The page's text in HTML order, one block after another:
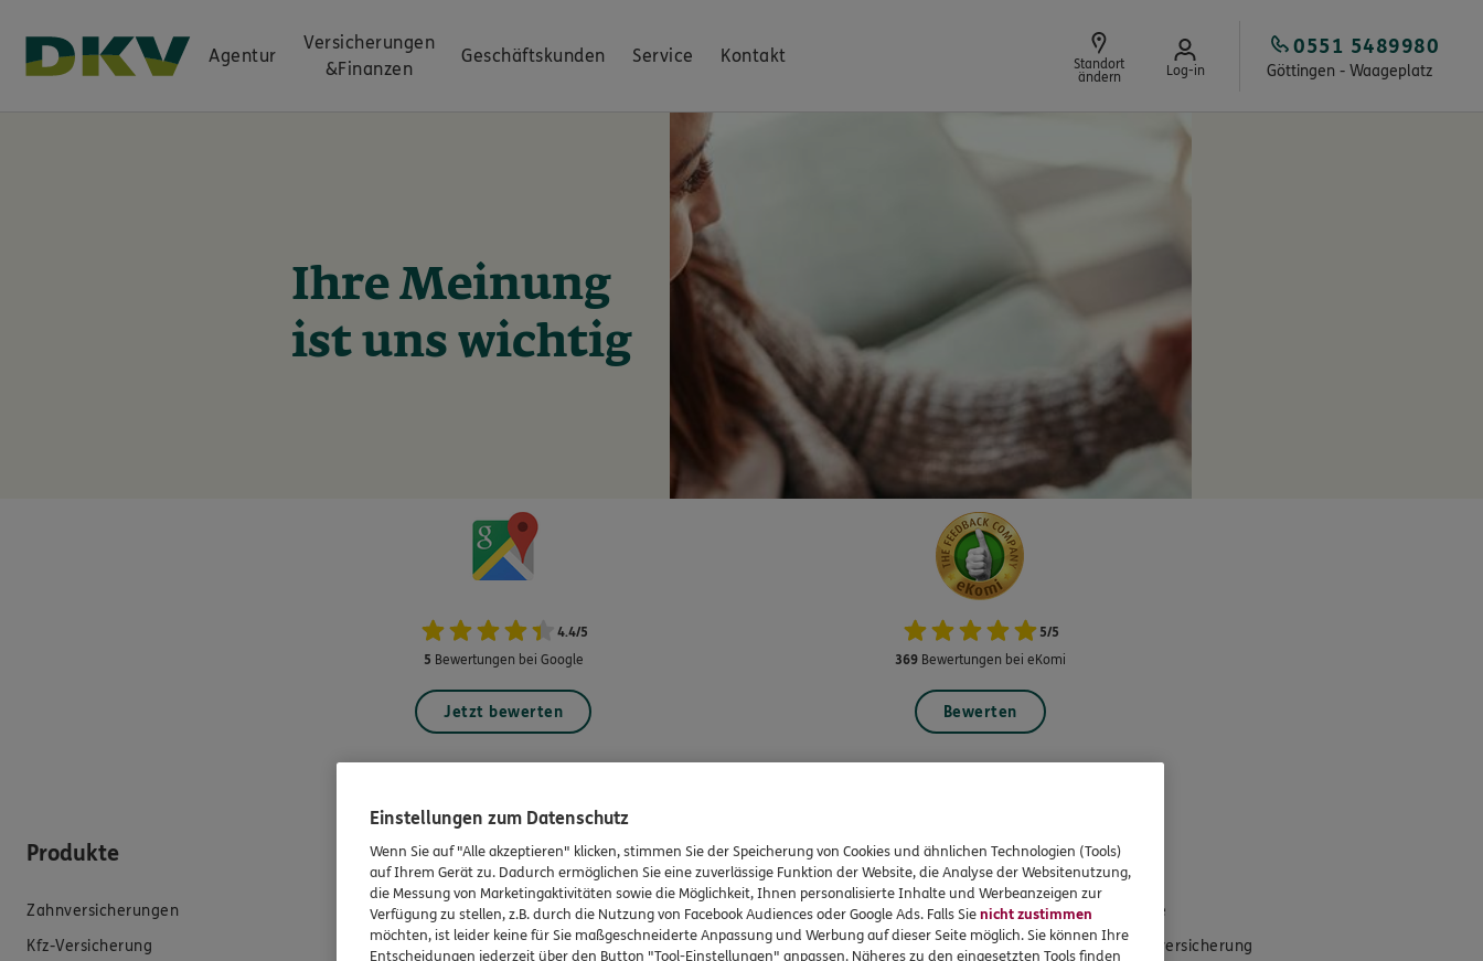
Agentur
Versicherungen
&Finanzen
Geschäftskunden Service Kontakt
Standort
ändern
Log-in Göttingen - Waageplatz
0551 5489980
Ihre Meinung
4.4/5
5 Bewertungen bei Google
Jetzt bewerten
5/5
369Bewertungen bei eKomi
Bewerten
Produkte
Zahnversicherungen
Kfz-Versicherung
Hilfe & Services
E-Mail schreiben
Schaden melden
Das könnte Sie auch interessieren
Unsere Agentur
Standorte
Kooperationspartner
Gruppenversicherung
Einstellungen zum Datenschutz
Wenn Sie auf "Alle akzeptieren" klicken, stimmen Sie der Speicherung von Cookies und ähnlichen Technologien (Tools)
auf Ihrem Gerät zu. Dadurch ermöglichen Sie eine zuverlässige Funktion der Website, die Analyse der Websitenutzung,
die Messung von Marketingaktivitäten sowie die Möglichkeit, Ihnen personalisierte Inhalte und Werbeanzeigen zur
Verfügung zu stellen, z.B. durch die Nutzung von Facebook Audiences oder Google Ads. Falls Sienicht zustimmen
möchten, ist leider keine für Sie maßgeschneiderte Anpassung und Werbung auf dieser Seite möglich. Sie können Ihre
Entscheidungen jederzeit über den Button "Tool-Einstellungen" anpassen. Näheres zu den eingesetzten Tools finden